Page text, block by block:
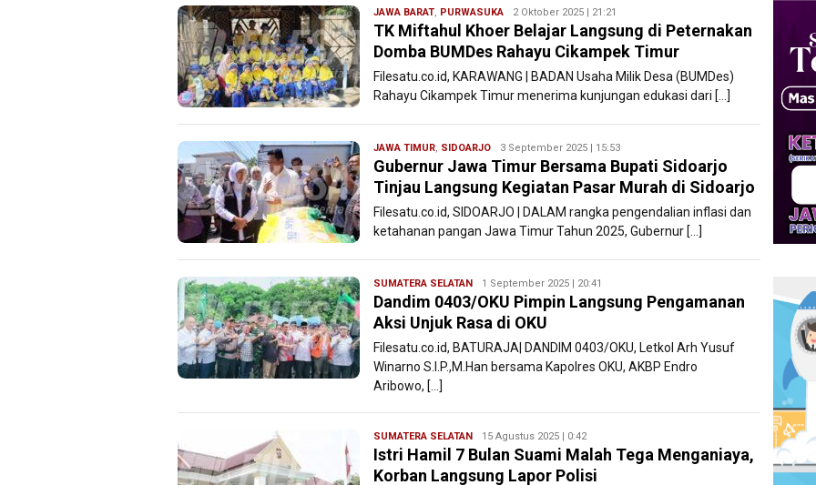
JAWA BARAT, PURWASUKA Ryan
Karawang
2 Oktober 2025 | 21:21
TK Miftahul Khoer Belajar Langsung di Peternakan
Domba BUMDes Rahayu Cikampek Timur
Filesatu.co.id, KARAWANG | BADAN Usaha Milik Desa (BUMDes)
Rahayu Cikampek Timur menerima kunjungan edukasi dari […]
JAWA TIMUR, SIDOARJO Ryan
Karawang
3 September 2025 | 15:53
Gubernur Jawa Timur Bersama Bupati Sidoarjo
Tinjau Langsung Kegiatan Pasar Murah di Sidoarjo
Filesatu.co.id, SIDOARJO | DALAM rangka pengendalian inflasi dan
ketahanan pangan Jawa Timur Tahun 2025, Gubernur […]
SUMATERA SELATAN
Ryan
Karawang
1 September 2025 | 20:41
Dandim 0403/OKU Pimpin Langsung Pengamanan
Aksi Unjuk Rasa di OKU
Filesatu.co.id, BATURAJA| DANDIM 0403/OKU, Letkol Arh Yusuf
Winarno S.I.P.,M.Han bersama Kapolres OKU, AKBP Endro
Aribowo, […]
SUMATERA SELATAN
Ryan
Karawang
15 Agustus 2025 | 0:42
Istri Hamil 7 Bulan Suami Malah Tega Menganiaya,
Korban Langsung Lapor Polisi